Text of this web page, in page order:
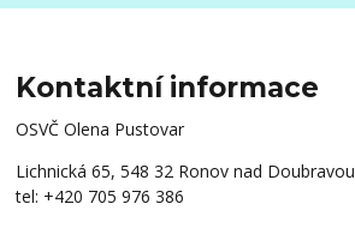
Kontaktní informace
OSVČ Olena Pustovar
Lichnická 65, 548 32 Ronov nad Doubravou
tel: +420 705 976 386